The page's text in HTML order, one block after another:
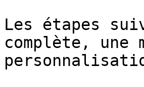
Les étapes
complète, une